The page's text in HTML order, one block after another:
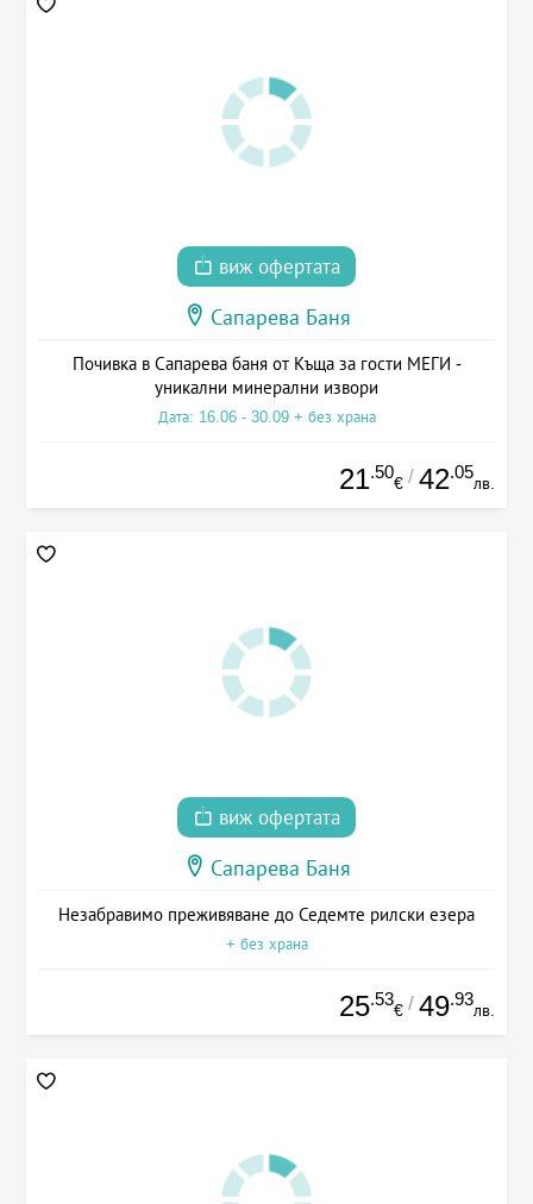
виж офертата
Сапарева Баня
Почивка в Сапарева баня от Къща за гости МЕГИ -
уникални минерални извори
Дата: 16.06 - 30.09 + без храна
21.50
€ / 42.05
лв.
виж офертата
Сапарева Баня
Незабравимо преживяване до Седемте рилски езера
+ без храна
25.53
€ / 49.93
лв.